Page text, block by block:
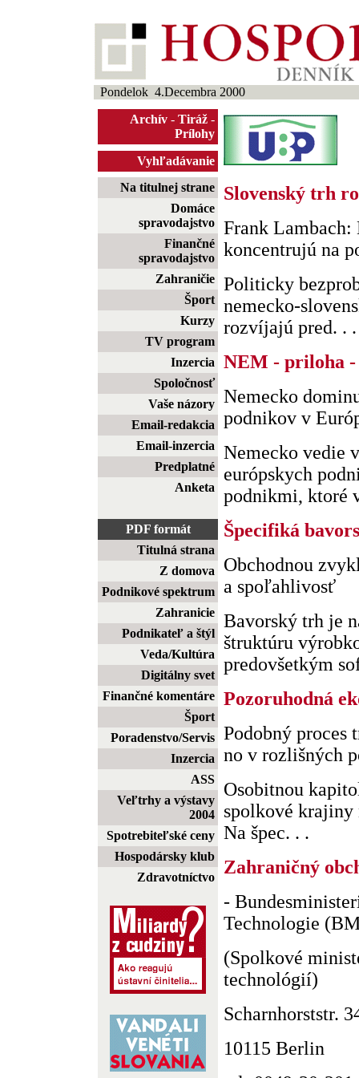
Pondelok 4.Decembra 2000
Archív - Tiráž -
Prílohy
Vyhľadávanie
Na titulnej strane
Domáce
spravodajstvo
Finančné
spravodajstvo
Zahraničie
Šport
Kurzy
TV program
Inzercia
Spoločnosť
Vaše názory
Email-redakcia
Email-inzercia
Predplatné
Anketa
PDF formát
Titulná strana
Z domova
Podnikové spektrum
Zahranicie
Podnikateľ a štýl
Veda/Kultúra
Digitálny svet
Finančné komentáre
Šport
Poradenstvo/Servis
Inzercia
ASS
Veľtrhy a výstavy
2004
Spotrebiteľské ceny
Hospodársky klub
Zdravotníctvo
Slovenský trh
Frank
koncentrujú na
Politicky
nemecko-
rozvíjajú pred. . .
NEM - priloha
Nemecko
podnikov v
Nemecko vedie
európskych
podnikmi, ktoré
Špecifiká
Obchodnou
a spoľahlivosť
Bavorský trh je
štruktúru
predovšetkým
Pozoruhodná
Podobný proces
no v rozlišných
Osobitnou
spolkové
Na špec. . .
Zahraničný
-
Technologie
(Spolkové
technológií)
Scharnhorststr.
10115 Berlin